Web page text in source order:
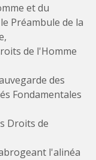
et du
Préambule de la
de l'Homme
des
Fondamentales
Droits de
l'alinéa